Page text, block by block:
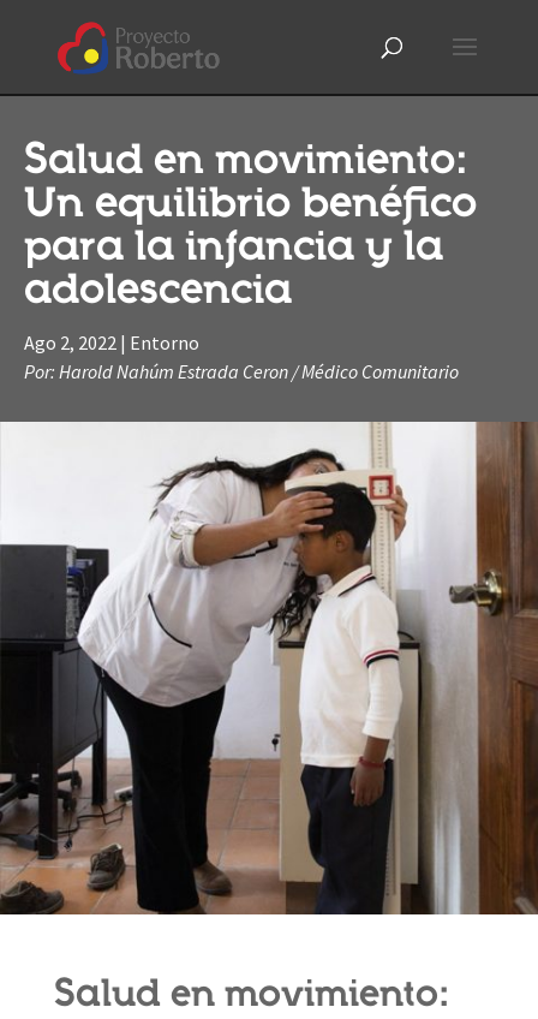
Salud en movimiento:
Un equilibrio benéfico
para la infancia y la
adolescencia
Ago 2, 2022 | Entorno
Por: Harold Nahúm Estrada Ceron / Médico Comunitario
Salud en movimiento: